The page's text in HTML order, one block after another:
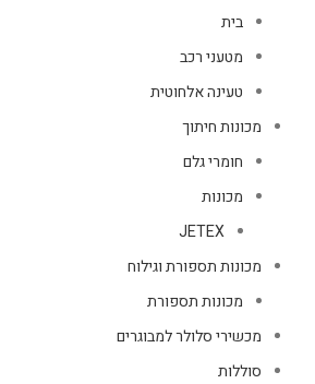
בית
מטעני רכב
טעינה אלחוטית
מכונות חיתוך
חומרי גלם
מכונות
JETEX
מכונות תספורת וגילוח
מכונות תספורת
מכשירי סלולר למבוגרים
סוללות